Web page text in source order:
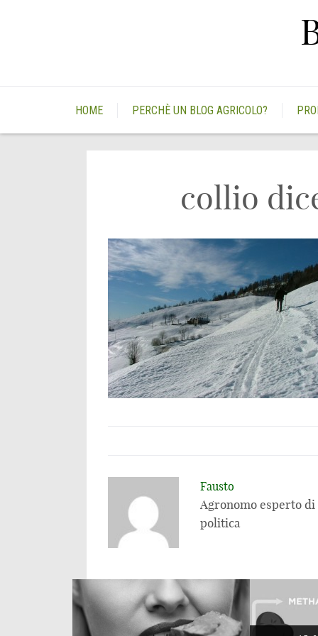
HOME PERCHÈ UN BLOG AGRICOLO?
collio
Fausto
Agronomo esperto
politica